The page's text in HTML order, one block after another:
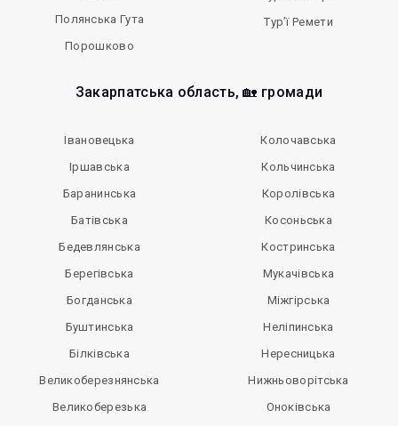
Полянська Гута
Порошково
Тур’ї Ремети
Закарпатська область, 🏡 громади
Івановецька
Іршавська
Баранинська
Батівська
Бедевлянська
Берегівська
Богданська
Буштинська
Білківська
Великоберезнянська
Великоберезька
Колочавська
Кольчинська
Королівська
Косоньська
Костринська
Мукачівська
Міжгірська
Неліпинська
Нересницька
Нижньоворітська
Оноківська